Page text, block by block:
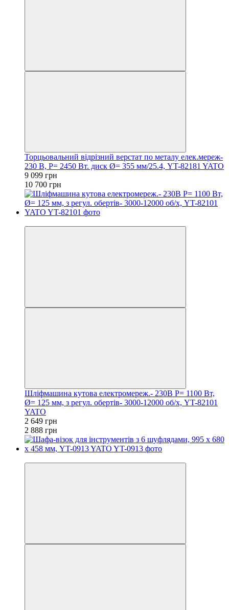
Торцьовальний відрізний верстат по металу елек.мереж-
230 В, P= 2450 Вт. диск Ø= 355 мм/25.4, YT-82181 YATO
9 099 грн
10 700 грн
Шліфмашина кутова електромереж.- 230В P= 1100 Вт,
Ø= 125 мм, з регул. обертів- 3000-12000 об/х, YT-82101
YATO
2 649 грн
2 888 грн